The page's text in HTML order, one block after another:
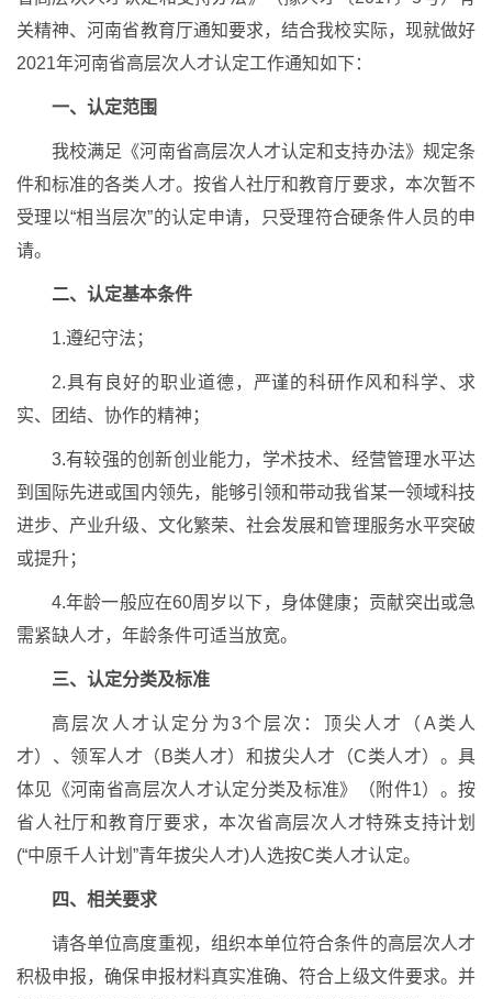
关精神、河南省教育厅通知要求，结合我校实际，现就做好
2021年河南省高层次人才认定工作通知如下：
一、认定范围
我校满足《河南省高层次人才认定和支持办法》规定条
件和标准的各类人才。按省人社厅和教育厅要求，本次暂不
受理以“相当层次”的认定申请，只受理符合硬条件人员的申
请。
二、认定基本条件
1.遵纪守法；
2.具有良好的职业道德，严谨的科研作风和科学、求
实、团结、协作的精神；
3.有较强的创新创业能力，学术技术、经营管理水平达
到国际先进或国内领先，能够引领和带动我省某一领域科技
进步、产业升级、文化繁荣、社会发展和管理服务水平突破
或提升；
4.年龄一般应在60周岁以下，身体健康；贡献突出或急
需紧缺人才，年龄条件可适当放宽。
三、认定分类及标准
高层次人才认定分为3个层次：顶尖人才（A类人
才）、领军人才（B类人才）和拔尖人才（C类人才）。具
体见《河南省高层次人才认定分类及标准》（附件1）。按
省人社厅和教育厅要求，本次省高层次人才特殊支持计划
(“中原千人计划”青年拔尖人才)人选按C类人才认定。
四、相关要求
请各单位高度重视，组织本单位符合条件的高层次人才
积极申报，确保申报材料真实准确、符合上级文件要求。并